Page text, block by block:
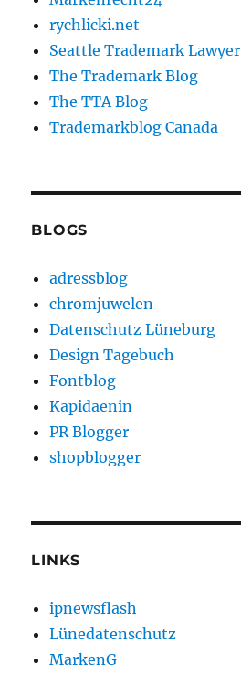
rychlicki.net
Seattle Trademark Lawyer
The Trademark Blog
The TTA Blog
Trademarkblog Canada
BLOGS
adressblog
chromjuwelen
Datenschutz Lüneburg
Design Tagebuch
Fontblog
Kapidaenin
PR Blogger
shopblogger
LINKS
ipnewsflash
Lünedatenschutz
MarkenG